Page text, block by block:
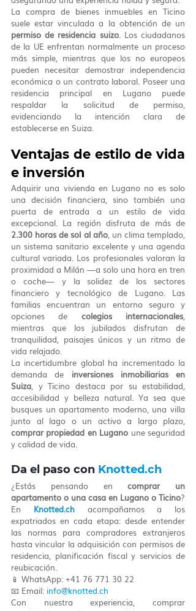
La compra de bienes inmuebles en Ticino
permiso de residencia suizo. Los ciudadanos
de la UE enfrentan normalmente un proceso
más simple, mientras que los no europeos
pueden necesitar demostrar independencia
económica o un contrato laboral. Poseer una
residencia principal en Lugano puede
respaldar la solicitud de permiso,
evidenciando la intención clara de
establecerse en Suiza.
Ventajas de estilo de vida
e inversión
Adquirir una vivienda en Lugano no es solo
una decisión financiera, sino también una
puerta de entrada a un estilo de vida
2.300 horas de sol al año, un clima templado,
un sistema sanitario excelente y una agenda
cultural variada. Los profesionales valoran la
proximidad a Milán —a solo una hora en tren
o coche— y la solidez de los sectores
financiero y tecnológico de Lugano. Las
familias encuentran un entorno seguro y
opciones de colegios internacionales,
mientras que los jubilados disfrutan de
tranquilidad, paisajes únicos y un ritmo de
vida relajado.
La incertidumbre global ha incrementado la
demanda de inversiones inmobiliarias en
Suiza, y Ticino destaca por su estabilidad,
accesibilidad y belleza natural. Ya sea que
busques un apartamento moderno, una villa
comprar propiedad en Lugano une seguridad
y calidad de vida.
Da el paso con Knotted.ch
¿Estás pensando en comprar un
apartamento o una casa en Lugano o Ticino?
En Knotted.ch acompañamos a los
expatriados en cada etapa: desde entender
las normas para compradores extranjeros
hasta vincular la adquisición con permisos de
residencia, planificación fiscal y servicios de
reubicación.
📱 WhatsApp: +41 76 771 30 22
📧 Email: info@knotted.ch
Con nuestra experiencia, comprar